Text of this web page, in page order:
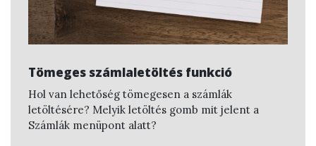
Tömeges számlaletöltés funkció
Hol van lehetőség tömegesen a számlák
letöltésére? Melyik letöltés gomb mit jelent a
Számlák menüpont alatt?